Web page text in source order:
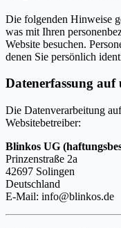
Die folgenden Hinweise
was mit Ihren
Website besuchen.
denen Sie persönlich
Datenerfassung auf
Die Datenverarbeitung
Websitebetreiber:
Blinkos UG
Prinzenstraße 2a
42697 Solingen
Deutschland
E-Mail: info@blinkos.de